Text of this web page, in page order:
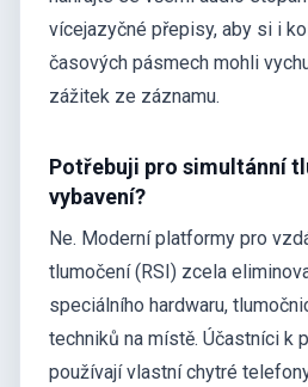
vícejazyčné přepisy, aby si i
časových pásmech mohli
zážitek ze záznamu.
Potřebuji pro simultánní
vybavení?
Ne. Moderní platformy pro
tlumočení (RSI) zcela
speciálního hardwaru,
techniků na místě. Účastníci k
používají vlastní chytré